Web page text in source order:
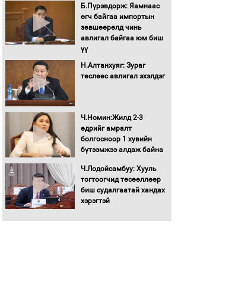
Бага орлоготой
иргэдийн орлогод
татвар ногдуулахгүй
байх эрх зүйн орчныг
Хөшөө бүтсэн түүхийг
Хөвсгөл нуурын лусыг
тахих төрийн тахилгын
ёслол боллоо
“Хар жагсаалт”-ын
асуудлыг цэгцлэх
чиглэлээр
Монголбанкны
хугацаатай үүрэг өглөө
Б.Пүрэвдорж: Яамнаас
өгч байгаа импортын
зөвшөөрөлд чинь
авлигал байгаа юм биш
үү
Н.Алтанхуяг: Зураг
төслөөс авлигал эхэлдэг
Ч.Номин:Жилд 2-3
өдрийг амралт
болгосноор 1 хувийн
бүтээмжээ алдаж байна
Ч.Лодойсамбуу: Хууль
тогтоогчид төсөөллөөр
биш судалгаатай хандах
хэрэгтэй